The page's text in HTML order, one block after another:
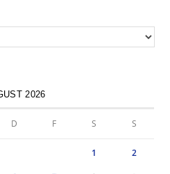
2026
D F S S
1 2